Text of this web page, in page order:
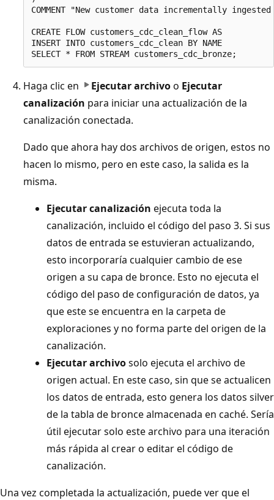
COMMENT "New customer data incrementally
CREATE FLOW customers_cdc_clean_flow AS
INSERT INTO customers_cdc_clean BY NAME
Haga clic en Ejecutar archivoo Ejecutar
canalización para iniciar una actualización de la
canalización conectada.
Dado que ahora hay dos archivos de origen, estos no
hacen lo mismo, pero en este caso, la salida es la
misma.
Ejecutar canalización ejecuta toda la
canalización, incluido el código del paso 3. Si sus
datos de entrada se estuvieran actualizando,
esto incorporaría cualquier cambio de ese
origen a su capa de bronce. Esto no ejecuta el
código del paso de configuración de datos, ya
que este se encuentra en la carpeta de
exploraciones y no forma parte del origen de la
canalización.
Ejecutar archivosolo ejecuta el archivo de
origen actual. En este caso, sin que se actualicen
los datos de entrada, esto genera los datos silver
de la tabla de bronce almacenada en caché. Sería
útil ejecutar solo este archivo para una iteración
más rápida al crear o editar el código de
canalización.
Una vez completada la actualización, puede ver que el